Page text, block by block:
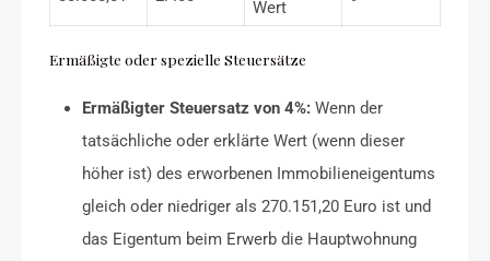
Wert
Ermäßigte oder spezielle Steuersätze
Ermäßigter Steuersatz von 4%: Wenn der
tatsächliche oder erklärte Wert (wenn dieser
höher ist) des erworbenen Immobilieneigentums
gleich oder niedriger als 270.151,20 Euro ist und
das Eigentum beim Erwerb die Hauptwohnung